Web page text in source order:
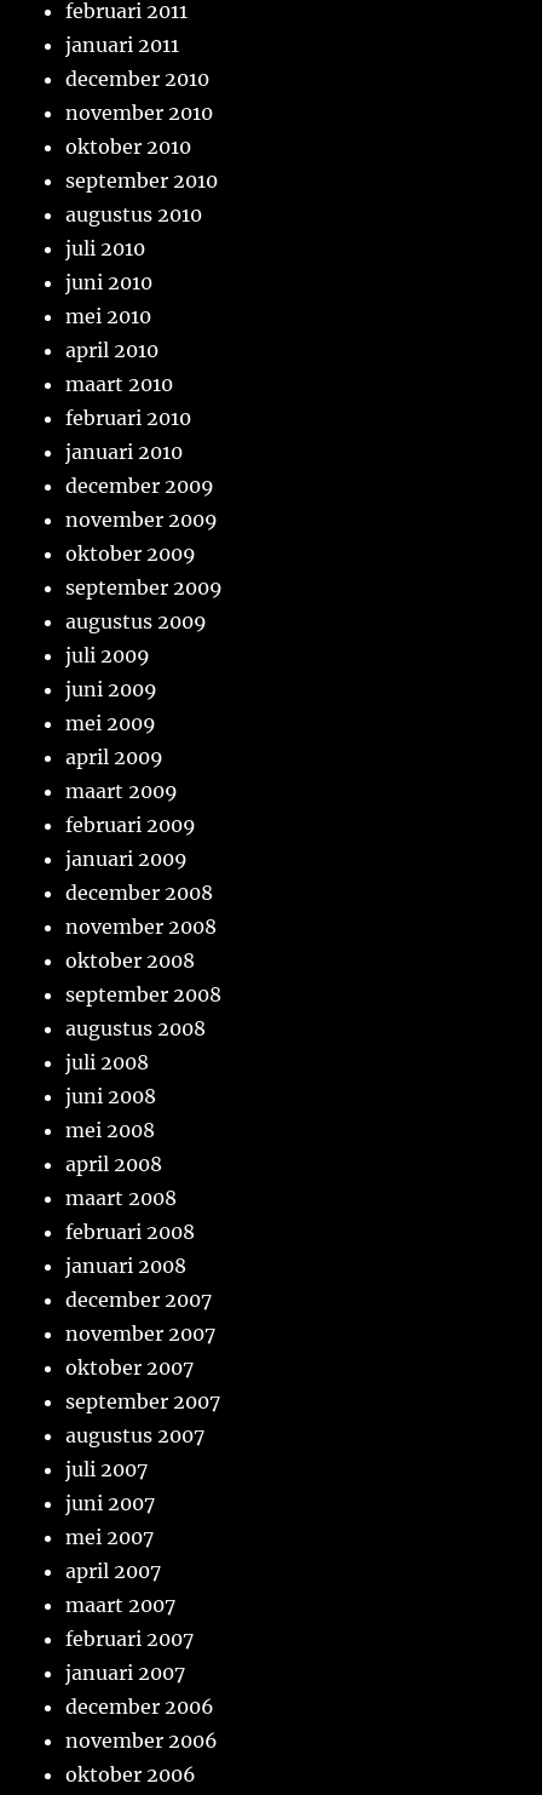
februari 2011
januari 2011
december 2010
november 2010
oktober 2010
september 2010
augustus 2010
juli 2010
juni 2010
mei 2010
april 2010
maart 2010
februari 2010
januari 2010
december 2009
november 2009
oktober 2009
september 2009
augustus 2009
juli 2009
juni 2009
mei 2009
april 2009
maart 2009
februari 2009
januari 2009
december 2008
november 2008
oktober 2008
september 2008
augustus 2008
juli 2008
juni 2008
mei 2008
april 2008
maart 2008
februari 2008
januari 2008
december 2007
november 2007
oktober 2007
september 2007
augustus 2007
juli 2007
juni 2007
mei 2007
april 2007
maart 2007
februari 2007
januari 2007
december 2006
november 2006
oktober 2006